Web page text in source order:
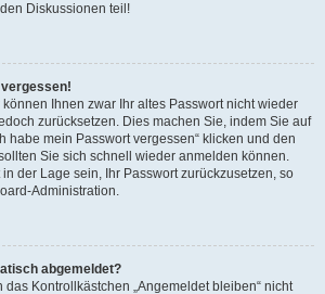
Diskussionen teil!
können Ihnen zwar Ihr altes Passwort nicht wieder
zurücksetzen. Dies machen Sie, indem Sie auf
habe mein Passwort vergessen“ klicken und den
Sie sich schnell wieder anmelden können.
der Lage sein, Ihr Passwort zurückzusetzen, so
Administration.
abgemeldet?
Kontrollkästchen „Angemeldet bleiben“ nicht